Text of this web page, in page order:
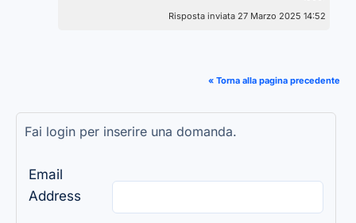
Risposta inviata 27 Marzo 2025 14:52
« Torna alla pagina precedente
Fai login per inserire una domanda.
Email
Address